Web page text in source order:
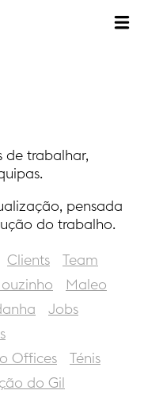
de trabalhar,
pensada
do trabalho.
Clients
Team
Maleo
Jobs
Offices
Ténis
do Gil